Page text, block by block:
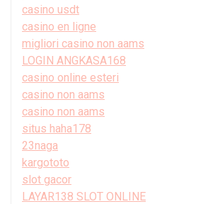
casino usdt
casino en ligne
migliori casino non aams
LOGIN ANGKASA168
casino online esteri
casino non aams
casino non aams
situs haha178
23naga
kargototo
slot gacor
LAYAR138 SLOT ONLINE